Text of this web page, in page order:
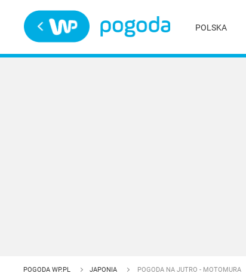
POLSKA
POGODA WP.PL JAPONIA POGODA NA JUTRO - MOTOMURA